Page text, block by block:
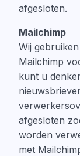
afgesloten.
Mailchimp
Wij
Mailchimp
kunt u
afgesloten
worden
met